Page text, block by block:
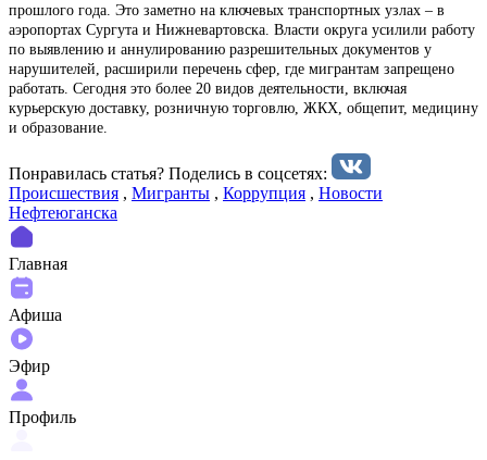
прошлого года. Это заметно на ключевых транспортных узлах – в
аэропортах Сургута и Нижневартовска. Власти округа усилили работу
по выявлению и аннулированию разрешительных документов у
нарушителей, расширили перечень сфер, где мигрантам запрещено
работать. Сегодня это более 20 видов деятельности, включая
курьерскую доставку, розничную торговлю, ЖКХ, общепит, медицину
и образование.
Понравилась статья? Поделиcь в соцсетях:
Происшествия , Мигранты , Коррупция , Новости
Нефтеюганска
Главная
Афиша
Эфир
Профиль